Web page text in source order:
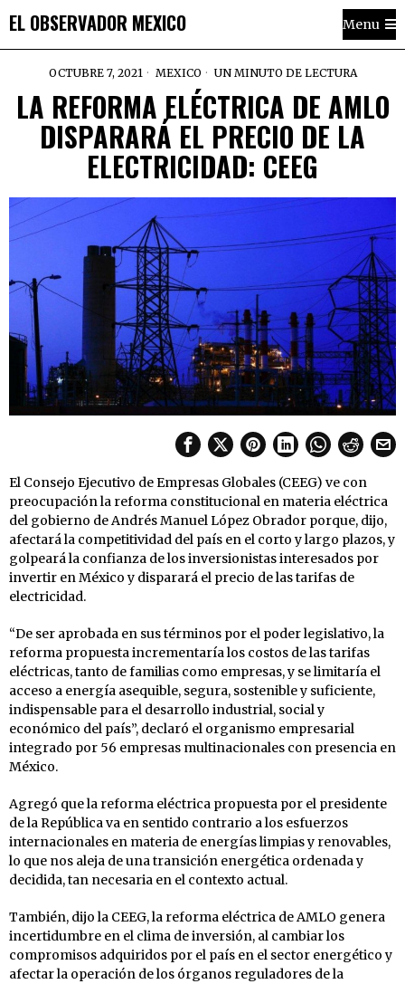
EL OBSERVADOR MEXICO Menu
OCTUBRE 7, 2021 MEXICO UN MINUTO DE LECTURA
LA REFORMA ELÉCTRICA DE AMLO
DISPARARÁ EL PRECIO DE LA
ELECTRICIDAD: CEEG
El Consejo Ejecutivo de Empresas Globales (CEEG) ve con
preocupación la reforma constitucional en materia eléctrica
del gobierno de Andrés Manuel López Obrador porque, dijo,
afectará la competitividad del país en el corto y largo plazos, y
golpeará la confianza de los inversionistas interesados por
invertir en México y disparará el precio de las tarifas de
electricidad.
“De ser aprobada en sus términos por el poder legislativo, la
reforma propuesta incrementaría los costos de las tarifas
eléctricas, tanto de familias como empresas, y se limitaría el
acceso a energía asequible, segura, sostenible y suficiente,
indispensable para el desarrollo industrial, social y
económico del país”, declaró el organismo empresarial
integrado por 56 empresas multinacionales con presencia en
México.
Agregó que la reforma eléctrica propuesta por el presidente
de la República va en sentido contrario a los esfuerzos
internacionales en materia de energías limpias y renovables,
lo que nos aleja de una transición energética ordenada y
decidida, tan necesaria en el contexto actual.
También, dijo la CEEG, la reforma eléctrica de AMLO genera
incertidumbre en el clima de inversión, al cambiar los
compromisos adquiridos por el país en el sector energético y
afectar la operación de los órganos reguladores de la